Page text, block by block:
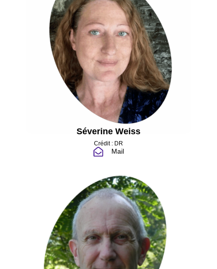
Séverine Weiss
Crédit : DR
Mail